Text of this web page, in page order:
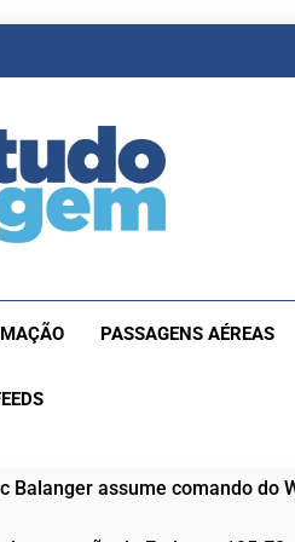
PASSAGENS AÉREAS
assume comando do